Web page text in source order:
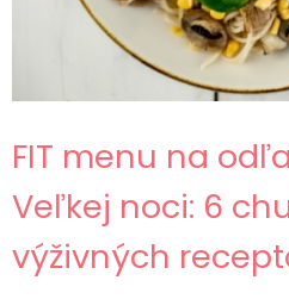
FIT menu na
Veľkej noci: 6
výživných